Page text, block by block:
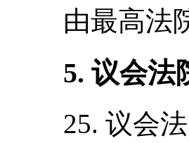
由最高法
5. 议会法
25. 议会